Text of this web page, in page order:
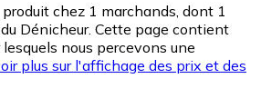
chez 1 marchands, dont 1
Dénicheur. Cette page contient
nous percevons une
plus sur l'affichage des prix et des